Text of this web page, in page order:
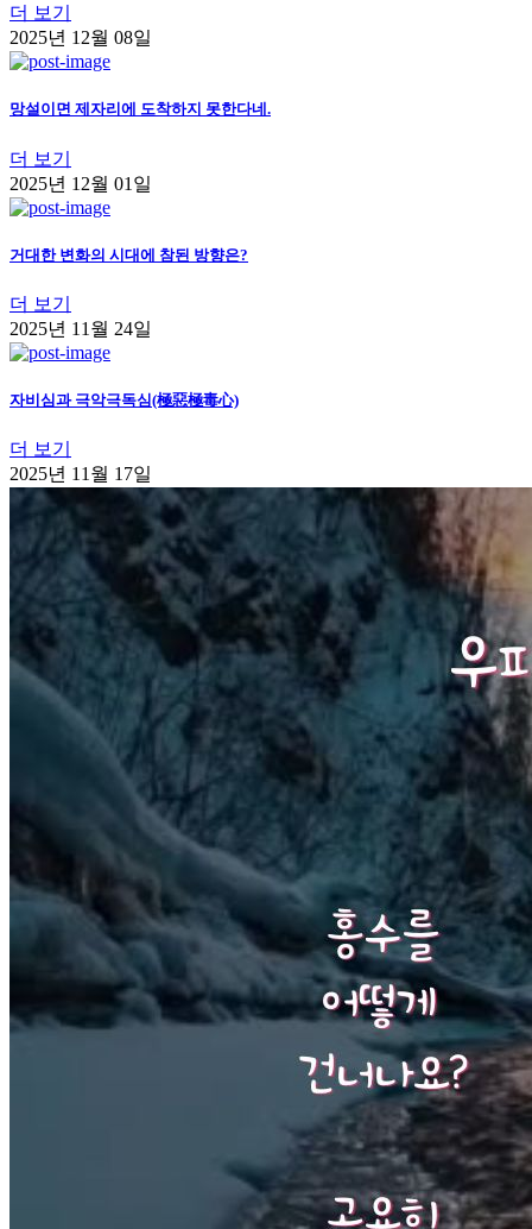
더 보기
2025년 12월 08일
망설이면 제자리에 도착하지 못한다네.
더 보기
2025년 12월 01일
거대한 변화의 시대에 참된 방향은?
더 보기
2025년 11월 24일
자비심과 극악극독심(極惡極毒心)
더 보기
2025년 11월 17일